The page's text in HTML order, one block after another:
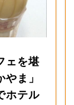
ェを堪
ま」
ホテル